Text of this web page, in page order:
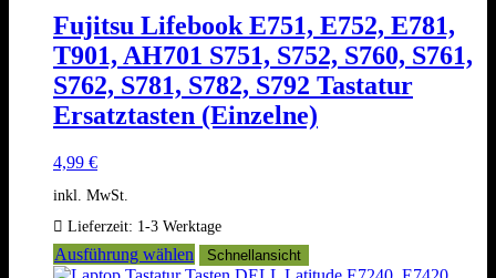
Fujitsu Lifebook E751, E752, E781,
T901, AH701 S751, S752, S760, S761,
S762, S781, S782, S792 Tastatur
Ersatztasten (Einzelne)
4,99 €
inkl. MwSt.
Lieferzeit: 1-3 Werktage
Ausführung wählen
Dieses
Produkt
Schnellansicht